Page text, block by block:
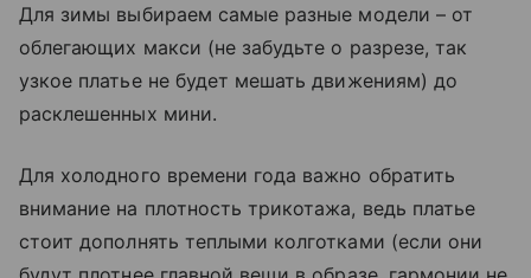
Для зимы выбираем самые разные модели – от
облегающих макси (не забудьте о разрезе, так
узкое платье не будет мешать движениям) до
расклешенных мини.
Для холодного времени года важно обратить
внимание на плотность трикотажа, ведь платье
стоит дополнять теплыми колготками (если они